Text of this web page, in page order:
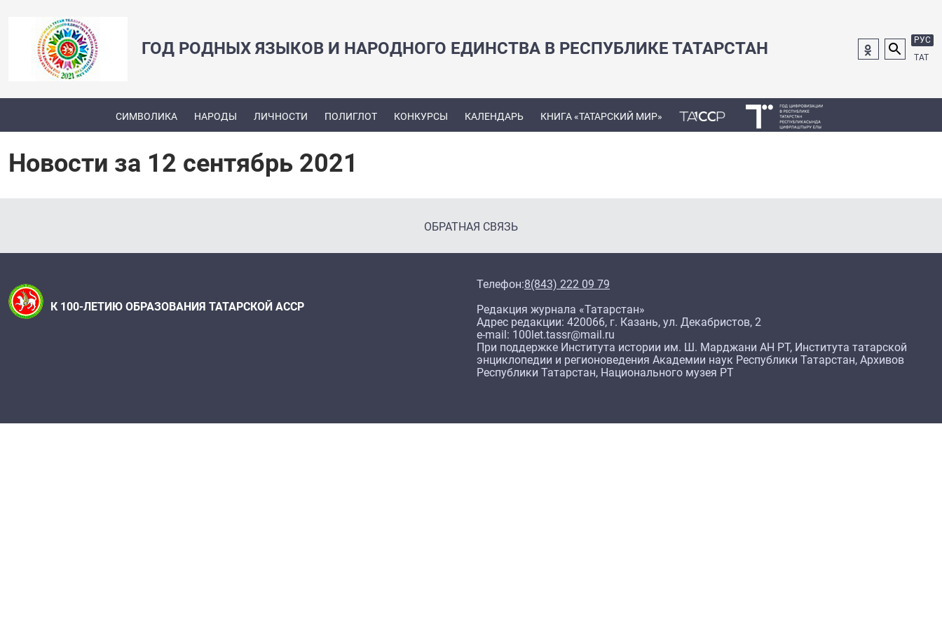
ГОД РОДНЫХ ЯЗЫКОВ И НАРОДНОГО ЕДИНСТВА В РЕСПУБЛИКЕ ТАТАРСТАН
РУС
ТАТ
СИМВОЛИКА НАРОДЫ ЛИЧНОСТИ ПОЛИГЛОТ КОНКУРСЫ КАЛЕНДАРЬ КНИГА «ТАТАРСКИЙ МИР»
Новости за 12 сентябрь 2021
ОБРАТНАЯ СВЯЗЬ
К 100-ЛЕТИЮ ОБРАЗОВАНИЯ ТАТАРСКОЙ АССР
Телефон:8(843) 222 09 79
Редакция журнала «Татарстан»
Адрес редакции: 420066, г. Казань, ул. Декабристов, 2
e-mail: 100let.tassr@mail.ru
При поддержке Института истории им. Ш. Марджани АН РТ, Института татарской
энциклопедии и регионоведения Академии наук Республики Татарстан, Архивов
Республики Татарстан, Национального музея РТ